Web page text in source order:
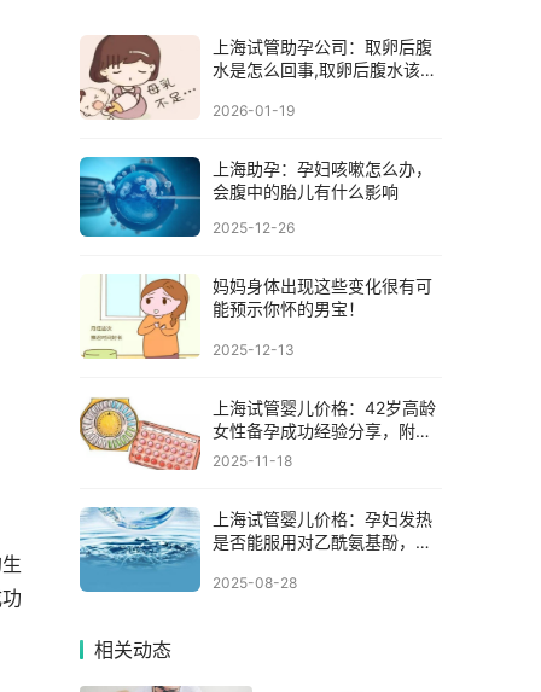
上海试管助孕公司：取卵后腹
水是怎么回事,取卵后腹水该怎
2026-01-19
上海助孕：孕妇咳嗽怎么办，
会腹中的胎儿有什么影响
2025-12-26
妈妈身体出现这些变化很有可
能预示你怀的男宝！
2025-12-13
上海试管婴儿价格：42岁高龄
女性备孕成功经验分享，附必
做检查及注意事项
2025-11-18
上海试管婴儿价格：孕妇发热
是否能服用对乙酰氨基酚，根
2025-08-28
相关动态